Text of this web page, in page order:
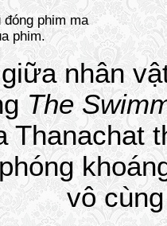
phim.
nhân
The
Thanachat
vô